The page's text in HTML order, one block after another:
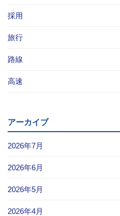
備北交通の歴史（アルバム）
リンク
採用
旅行
路線
高速
アーカイブ
2026年7月
2026年6月
2026年5月
2026年4月